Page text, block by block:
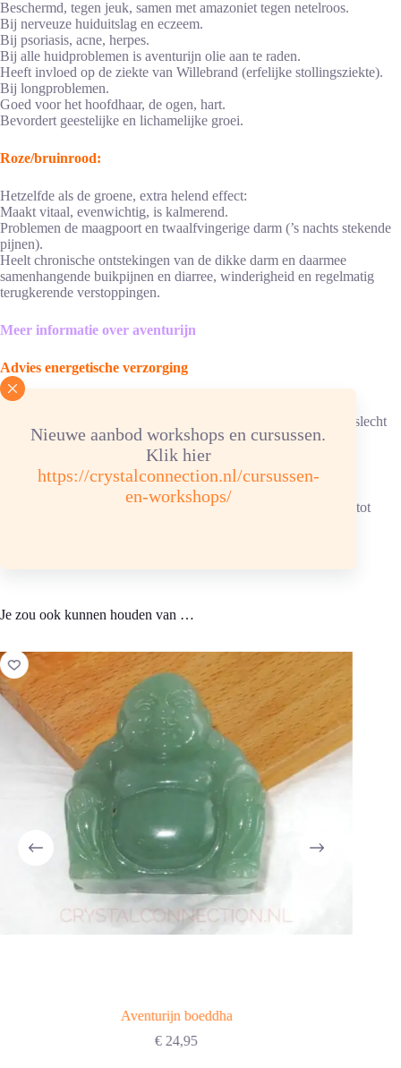
Nieuwe aanbod workshops en cursussen.
Klik hier
https://crystalconnection.nl/cursussen-
en-workshops/
Beschermd, tegen jeuk, samen met amazoniet tegen netelroos.
Bij nerveuze huiduitslag en eczeem.
Bij psoriasis, acne, herpes.
Bij alle huidproblemen is aventurijn olie aan te raden.
Heeft invloed op de ziekte van Willebrand (erfelijke stollingsziekte).
Bij longproblemen.
Goed voor het hoofdhaar, de ogen, hart.
Bevordert geestelijke en lichamelijke groei.
Roze/bruinrood:
Hetzelfde als de groene, extra helend effect:
Maakt vitaal, evenwichtig, is kalmerend.
Problemen de maagpoort en twaalfvingerige darm (’s nachts stekende
pijnen).
Heelt chronische ontstekingen van de dikke darm en daarmee
samenhangende buikpijnen en diarree, winderigheid en regelmatig
terugkerende verstoppingen.
Meer informatie over aventurijn
Advies energetische verzorging
Reinigen/ontladen: 2x per maand onder stromend water.
Ketting/armband: in hematietverzorgingssteentjes, elastiek kan slecht
tegen water.
Opladen: aansluitend in de zon/daglicht.
Chemische samenstelling: Si O2 Hardheid 7
Kleur: licht- en donkergroen, blauw, roze/bruin, doorschijnend tot
Je zou ook kunnen houden van …
Aventurijn boeddha
€ 24,95